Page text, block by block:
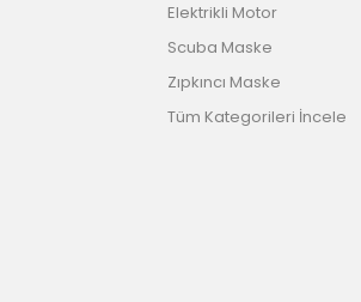
Elektrikli Motor
Scuba Maske
Zıpkıncı Maske
Tüm Kategorileri İncele